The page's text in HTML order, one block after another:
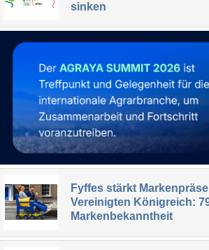
sinken
Fyffes stärkt
Vereinigten Königreich:
Markenbekanntheit